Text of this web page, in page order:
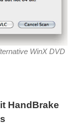
WinX DVD
HandBrake